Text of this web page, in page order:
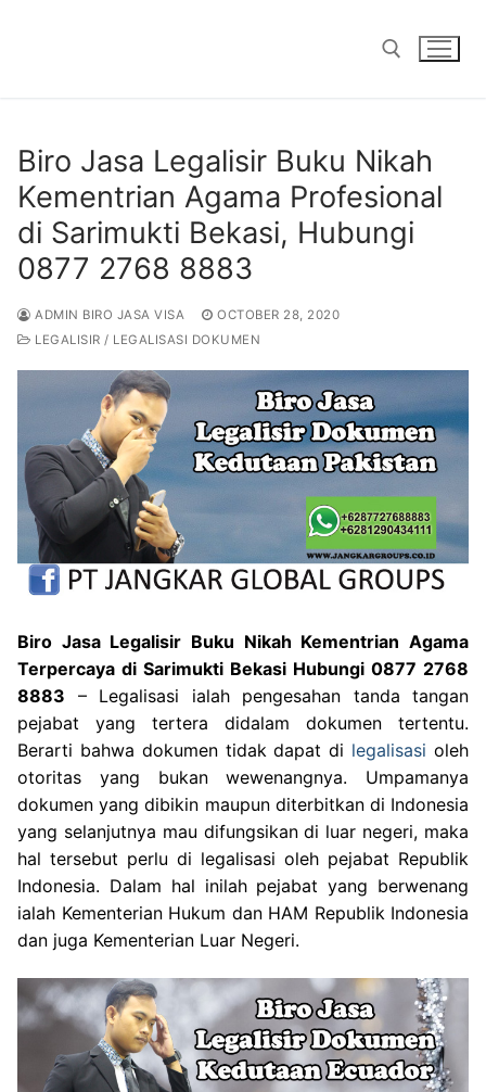
Biro Jasa Legalisir Buku Nikah
Kementrian Agama Profesional
di Sarimukti Bekasi, Hubungi
0877 2768 8883
ADMIN BIRO JASA VISA
OCTOBER 28, 2020
LEGALISIR / LEGALISASI DOKUMEN
Biro Jasa Legalisir Buku Nikah Kementrian Agama
Terpercaya di Sarimukti Bekasi Hubungi 0877 2768
8883 – Legalisasi ialah pengesahan tanda tangan
pejabat yang tertera didalam dokumen tertentu.
Berarti bahwa dokumen tidak dapat di legalisasi oleh
otoritas yang bukan wewenangnya. Umpamanya
dokumen yang dibikin maupun diterbitkan di Indonesia
yang selanjutnya mau difungsikan di luar negeri, maka
hal tersebut perlu di legalisasi oleh pejabat Republik
Indonesia. Dalam hal inilah pejabat yang berwenang
ialah Kementerian Hukum dan HAM Republik Indonesia
dan juga Kementerian Luar Negeri.